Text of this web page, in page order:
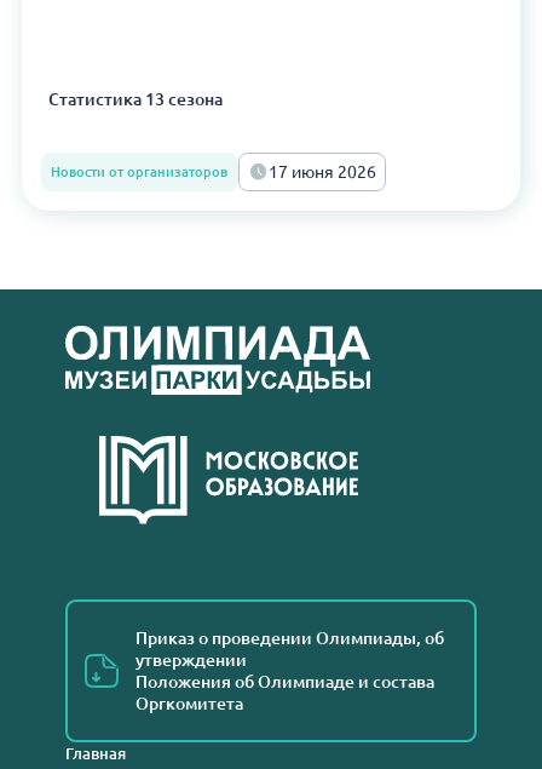
Статистика 13 сезона
Новости от организаторов 17 июня 2026
Приказ о проведении Олимпиады, об
утверждении
Положения об Олимпиаде и состава
Оргкомитета
Главная